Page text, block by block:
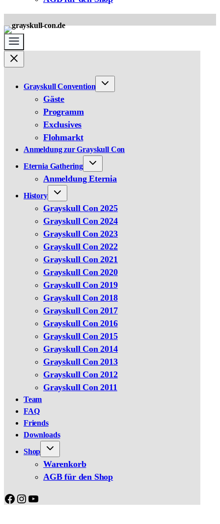
Grayskull Convention
Gäste
Programm
Exclusives
Flohmarkt
Anmeldung zur Grayskull Con
Eternia Gathering
Anmeldung Eternia
History
Grayskull Con 2025
Grayskull Con 2024
Grayskull Con 2023
Grayskull Con 2022
Grayskull Con 2021
Grayskull Con 2020
Grayskull Con 2019
Grayskull Con 2018
Grayskull Con 2017
Grayskull Con 2016
Grayskull Con 2015
Grayskull Con 2014
Grayskull Con 2013
Grayskull Con 2012
Grayskull Con 2011
Team
FAQ
Friends
Downloads
Shop
Warenkorb
AGB für den Shop
Facebook
Instagram
YouTube